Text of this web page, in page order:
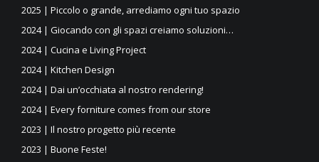
2025 | Piccolo o grande, arrediamo ogni tuo spazio
2024 | Giocando con gli spazi creiamo soluzioni…
2024 | Cucina e Living Project
2024 | Kitchen Design
2024 | Dai un’occhiata al nostro rendering!
2024 | Every forniture comes from our store
2023 | Il nostro progetto più recente
2023 | Buone Feste!